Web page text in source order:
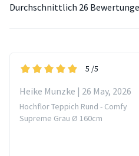
Durchschnittlich 26
5 /5
Heike Munzke | 26 May, 2026
Hochflor Teppich Rund - Comfy
Supreme Grau Ø 160cm